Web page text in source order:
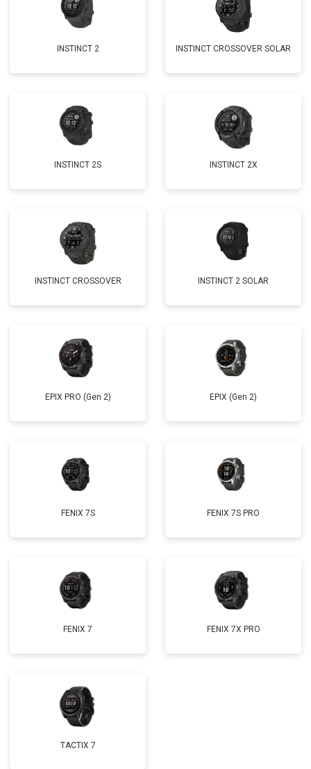
INSTINCT 2 INSTINCT CROSSOVER SOLAR
INSTINCT 2S INSTINCT 2X
INSTINCT CROSSOVER INSTINCT 2 SOLAR
EPIX PRO (Gen 2) EPIX (Gen 2)
FENIX 7S FENIX 7S PRO
FENIX 7 FENIX 7X PRO
TACTIX 7